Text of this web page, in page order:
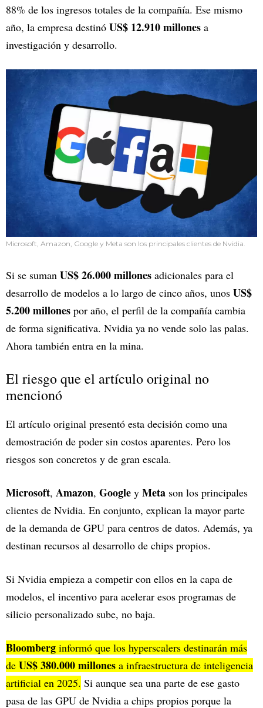
88% de los ingresos totales de la compañía. Ese mismo
año, la empresa destinó US$ 12.910 millones a
investigación y desarrollo.
Microsoft, Amazon, Google y Meta son los principales clientes de Nvidia.
Si se suman US$ 26.000 millones adicionales para el
desarrollo de modelos a lo largo de cinco años, unos US$
5.200 millones por año, el perfil de la compañía cambia
de forma significativa. Nvidia ya no vende solo las palas.
Ahora también entra en la mina.
El riesgo que el artículo original no
mencionó
El artículo original presentó esta decisión como una
demostración de poder sin costos aparentes. Pero los
riesgos son concretos y de gran escala.
Microsoft, Amazon, Google y Meta son los principales
clientes de Nvidia. En conjunto, explican la mayor parte
de la demanda de GPU para centros de datos. Además, ya
destinan recursos al desarrollo de chips propios.
Si Nvidia empieza a competir con ellos en la capa de
modelos, el incentivo para acelerar esos programas de
silicio personalizado sube, no baja.
Bloomberg informó que los hyperscalers destinarán más
de US$ 380.000 millones a infraestructura de inteligencia
artificial en 2025. Si aunque sea una parte de ese gasto
pasa de las GPU de Nvidia a chips propios porque la